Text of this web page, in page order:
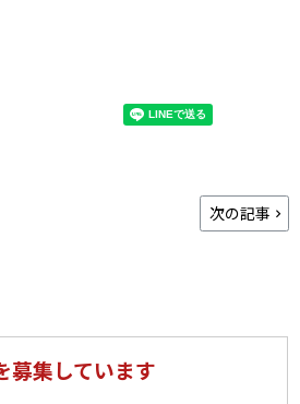
次の記事
募集しています